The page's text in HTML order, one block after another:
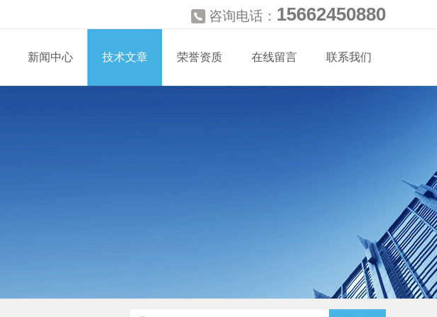
咨询电话： 15662450880
新闻中心 技术文章 荣誉资质 在线留言 联系我们